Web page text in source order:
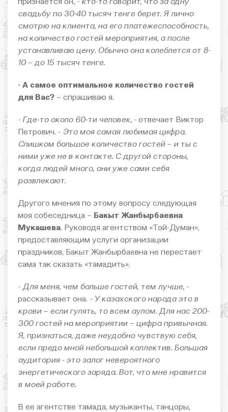
признается он, - кто-то говорит, что за одну
свадьбу по 30-40 тысяч тенге берет. Я лично
смотрю на клиента, на его платежеспособность,
на количество гостей мероприятия, а после
устанавливаю цену. Обычно она колеблется от 8-
10 – до 15 тысяч тенге.
- А самое оптимальное количество гостей
для Вас? – спрашиваю я.
- Где-то около 60-ти человек, - отвечает Виктор
Петрович. - Это моя самая любимая цифра.
Слишком большое количество гостей – и ты с
ними уже не в контакте. С другой стороны,
когда людей много, они уже сами себя
развлекают.
Другого мнения по этому вопросу следующая
моя собеседница – Бакыт Жанбырбаевна
Мукашева. Руководя агентством «Той-Думан»,
предоставляющим услуги организации
праздников, Бакыт Жанбырбаевна не перестает
сама так сказать «тамадить».
- Для меня, чем больше гостей, тем лучше, -
рассказывает она. - У казахского народа это в
крови – если гулять, то всем аулом. Для нас 200-
300 гостей на мероприятии – цифра привычная.
Я, признаться, даже неудобно чувствую себя,
если предо мной небольшой коллектив. Большая
аудитория - это залог невероятного
энергетического заряда. Вот, что мне нравится
в моей работе.
В ее агентстве тамада, музыканты, танцоры,